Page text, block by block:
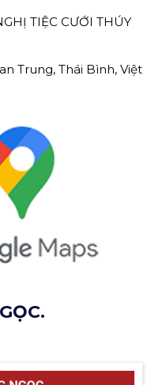
TIỆC CƯỚI THÚY
Trung, Thái Bình, Việt